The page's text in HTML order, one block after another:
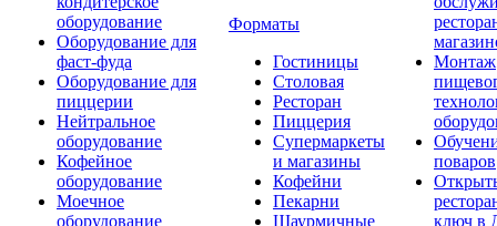
оборудование
Оборудование для
фаст-фуда
Оборудование для
пиццерии
Нейтральное
оборудование
Кофейное
оборудование
Моечное
оборудование
Форматы
Гостиницы
Столовая
Ресторан
Пиццерия
Супермаркеты
и магазины
Кофейни
Пекарни
Шаурмичные
Монтаж
поваров
ключ в